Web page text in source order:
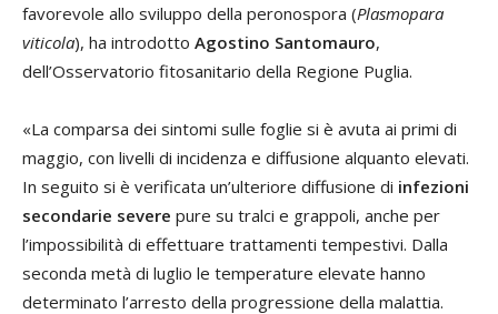
favorevole allo sviluppo della peronospora (Plasmopara
viticola), ha introdotto Agostino Santomauro,
dell’Osservatorio fitosanitario della Regione Puglia.
«La comparsa dei sintomi sulle foglie si è avuta ai primi di
maggio, con livelli di incidenza e diffusione alquanto elevati.
In seguito si è verificata un’ulteriore diffusione di infezioni
secondarie severe pure su tralci e grappoli, anche per
l’impossibilità di effettuare trattamenti tempestivi. Dalla
seconda metà di luglio le temperature elevate hanno
determinato l’arresto della progressione della malattia.